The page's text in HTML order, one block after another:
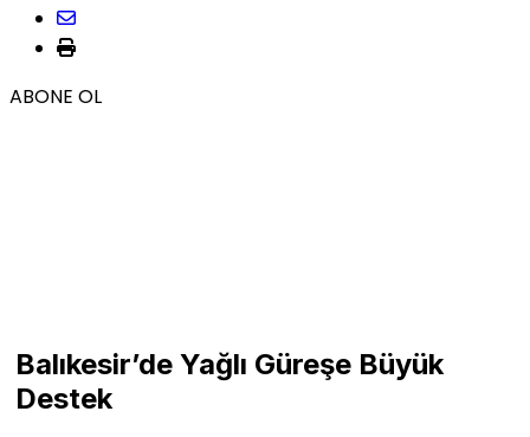
ABONE OL
Balıkesir’de Yağlı Güreşe Büyük
Destek